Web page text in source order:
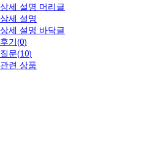
상세 설명 머리글
상세 설명
상세 설명 바닥글
후기(0)
질문(10)
관련 상품